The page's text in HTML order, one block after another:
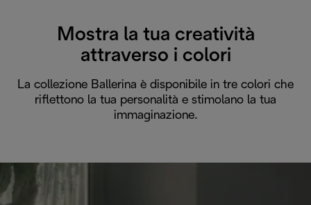
Mostra la tua creatività
attraverso i colori
La collezione Ballerina è disponibile in tre colori che
riflettono la tua personalità e stimolano la tua
immaginazione.